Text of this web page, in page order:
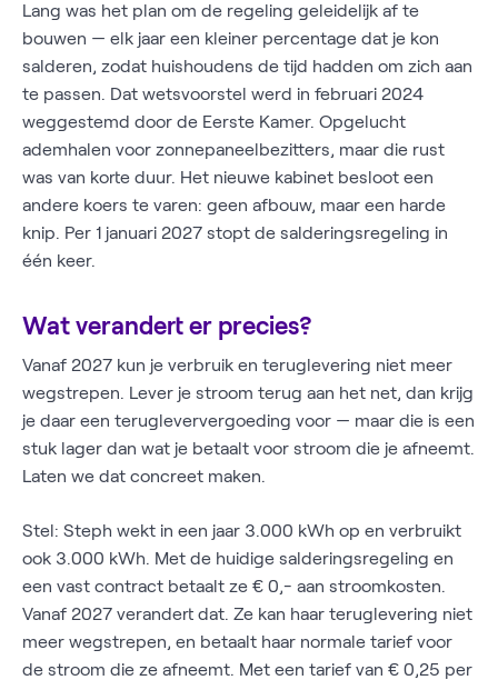
Lang was het plan om de regeling geleidelijk af te
bouwen — elk jaar een kleiner percentage dat je kon
salderen, zodat huishoudens de tijd hadden om zich aan
te passen. Dat wetsvoorstel werd in februari 2024
weggestemd door de Eerste Kamer. Opgelucht
ademhalen voor zonnepaneelbezitters, maar die rust
was van korte duur. Het nieuwe kabinet besloot een
andere koers te varen: geen afbouw, maar een harde
knip. Per 1 januari 2027 stopt de salderingsregeling in
één keer.
Wat verandert er precies?
Vanaf 2027 kun je verbruik en teruglevering niet meer
wegstrepen. Lever je stroom terug aan het net, dan krijg
je daar een terugleververgoeding voor — maar die is een
stuk lager dan wat je betaalt voor stroom die je afneemt.
Laten we dat concreet maken.
Stel: Steph wekt in een jaar 3.000 kWh op en verbruikt
ook 3.000 kWh. Met de huidige salderingsregeling en
een vast contract betaalt ze € 0,- aan stroomkosten.
Vanaf 2027 verandert dat. Ze kan haar teruglevering niet
meer wegstrepen, en betaalt haar normale tarief voor
de stroom die ze afneemt. Met een tarief van € 0,25 per